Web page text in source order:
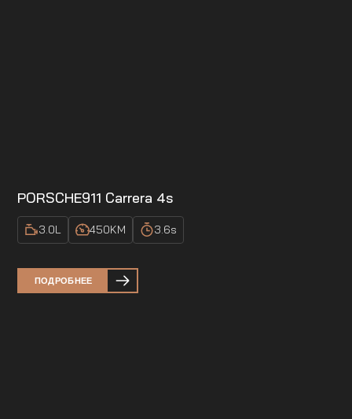
PORSCHE911 Carrera 4s
3.0L 450KM 3.6s
ПОДРОБНЕЕ